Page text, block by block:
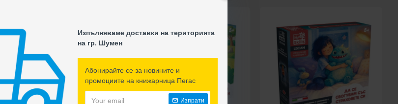
Изпълняваме доставки на територията
на гр. Шумен
Абонирайте се за новините и
промоциите на книжарница Пегас
Изпрати